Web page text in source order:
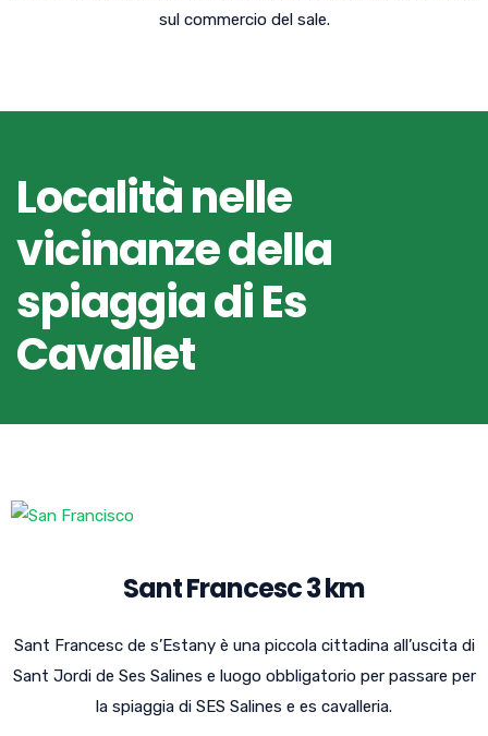
sul commercio del sale.
Località nelle
vicinanze della
spiaggia di Es
Cavallet
Sant Francesc 3 km
Sant Francesc de s’Estany è una piccola cittadina all’uscita di
Sant Jordi de Ses Salines e luogo obbligatorio per passare per
la spiaggia di SES Salines e es cavalleria.